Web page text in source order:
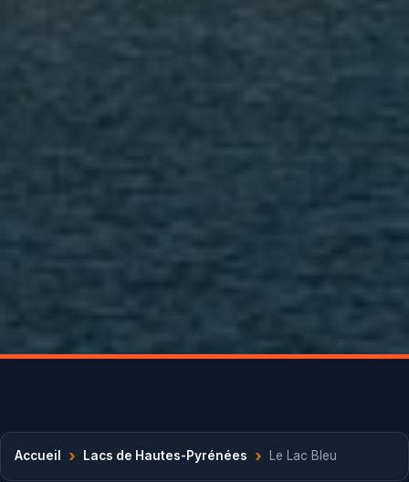
Accueil › Lacs de Hautes-Pyrénées › Le Lac Bleu